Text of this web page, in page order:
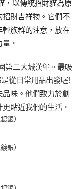
稱本公司）所提供，讓
商店將買賣／分期付款
帳款。
，商店將以您的個人
對及更正。
結，可透過四大超商／
完成。
效，需透過AFTEE先享
support/home
享後付」服務完成之交
易相關給付款項請求債
本公司不負相關責
，以傳統招財貓為原
招財吉祥物。它們不
輕族群的注意，放在
。
第二大城漢堡。最吸
從日常用品出發喔!
味。他們致力於創
貼近我們的生活。